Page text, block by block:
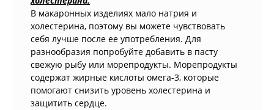
В макаронных изделиях мало натрия и
холестерина, поэтому вы можете чувствовать
себя лучше после ее употребления. Для
разнообразия попробуйте добавить в пасту
свежую рыбу или морепродукты. Морепродукты
содержат жирные кислоты омега-3, которые
помогают снизить уровень холестерина и
защитить сердце.